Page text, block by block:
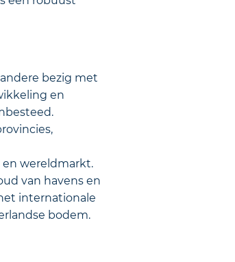
bezig met
en
wereldmarkt.
van havens en
internationale
bodem.